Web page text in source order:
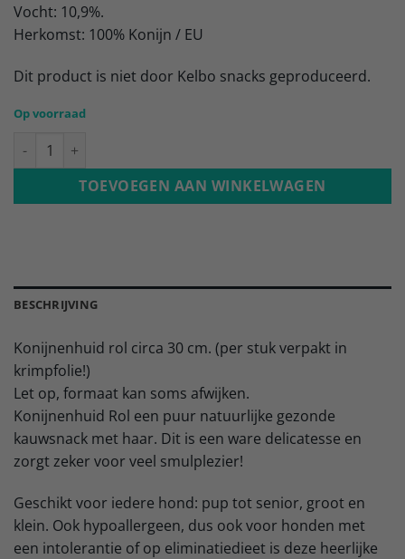
Vocht: 10,9%.
Herkomst: 100% Konijn / EU
Dit product is niet door Kelbo snacks geproduceerd.
Op voorraad
Konijnenhuid rol aantal
TOEVOEGEN AAN WINKELWAGEN
BESCHRIJVING
Konijnenhuid rol circa 30 cm. (per stuk verpakt in
krimpfolie!)
Let op, formaat kan soms afwijken.
Konijnenhuid Rol een puur natuurlijke gezonde
kauwsnack met haar. Dit is een ware delicatesse en
zorgt zeker voor veel smulplezier!
Geschikt voor iedere hond: pup tot senior, groot en
klein. Ook hypoallergeen, dus ook voor honden met
een intolerantie of op eliminatiedieet is deze heerlijke